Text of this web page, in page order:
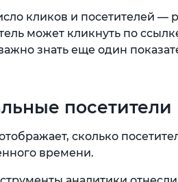
кликов и посетителей
может кликнуть по
знать еще один
посетители
сколько
времени.